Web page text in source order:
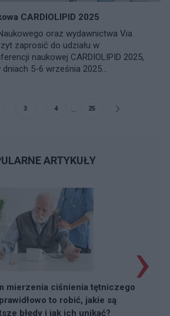
CARDIOLIPID 2025
oraz wydawnictwa Via
zaprosić do udziału w
naukowej CARDIOLIPID 2025,
5-6 września 2025...
3 4 ... 25
ARTYKUŁY
mierzenia ciśnienia tętniczego
to robić, jakie są
błędy i jak ich unikać?
›